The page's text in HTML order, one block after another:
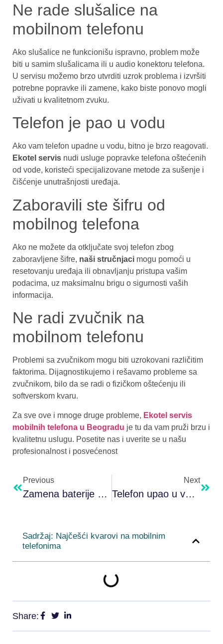
Ne rade slušalice na
mobilnom telefonu
Ako slušalice ne funkcionišu ispravno, problem može
biti u samim slušalicama ili u audio konektoru telefona.
U servisu možemo brzo utvrditi uzrok problema i izvršiti
potrebne popravke ili zamene, kako biste ponovo mogli
uživati u kvalitetnom zvuku.
Telefon je pao u vodu
Ako vam telefon upadne u vodu, bitno je brzo reagovati.
Ekotel servis nudi usluge popravke telefona oštećenih
od vode, koristeći specijalizovane metode za sušenje i
čišćenje unutrašnjosti uređaja.
Zaboravili ste šifru od
mobilnog telefona
Ako ne možete da otključate svoj telefon zbog
zaboravljene šifre, naši stručnjaci mogu pomoći u
resetovanju uređaja ili obnavljanju pristupa vašim
podacima, uz maksimalnu brigu o sigurnosti vaših
informacija.
Ne radi zvučnik na
mobilnom telefonu
Problemi sa zvučnikom mogu biti uzrokovani različitim
faktorima. Dijagnostikujemo i rešavamo probleme sa
zvučnikom, bilo da se radi o fizičkom oštećenju ili
softverskom kvaru.
Za sve ove i mnoge druge probleme, Ekotel servis
mobilnih telefona u Beogradu je tu da vam pruži brzu i
kvalitetnu uslugu. Posetite nas i uverite se u našu
profesionalnost i posvećenost
Previous
Zamena baterije na Samsung telefonima
Next
Telefon upao u vodu – šta da radim?
Sadržaj: Najčešći kvarovi na mobilnim
telefonima
Share: